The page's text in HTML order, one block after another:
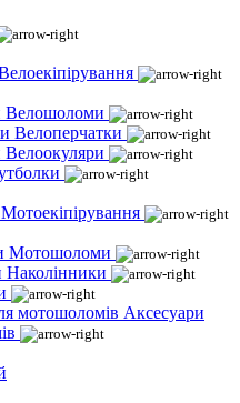
Велошоломи
Велоперчатки
Велоокуляри
Мотоекіпірування
Мотошоломи
Наколінники
Аксесуари